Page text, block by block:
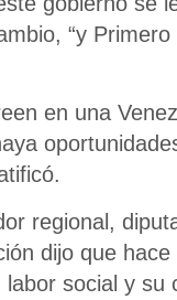
“y
en una
regional,
dijo que
social y su